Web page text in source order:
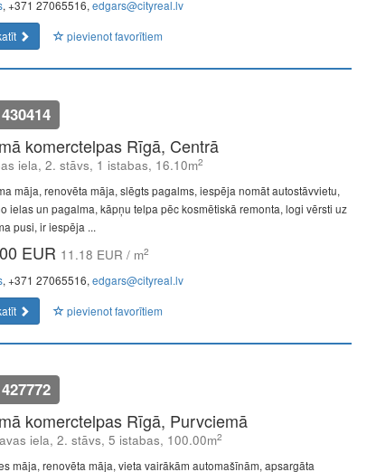
, +371 27065516, edgars@cityreal.lv
pievienot favorītiem
komerctelpas Rīgā, Centrā
iela, 2. stāvs, 1 istabas, 16.10m2
māja, renovēta māja, slēgts pagalms, iespēja nomāt autostāvvietu,
ielas un pagalma, kāpņu telpa pēc kosmētiskā remonta, logi vērsti uz
pusi, ir iespēja ...
EUR 11.18 EUR / m2
, +371 27065516, edgars@cityreal.lv
pievienot favorītiem
komerctelpas Rīgā, Purvciemā
iela, 2. stāvs, 5 istabas, 100.00m2
māja, renovēta māja, vieta vairākām automašīnām, apsargāta